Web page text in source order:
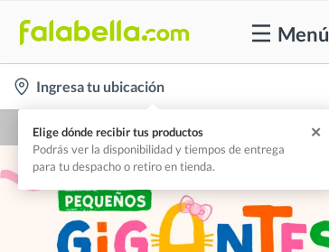
Menú
location-
icon
Ingresa tu ubicación
Elige dónde recibir tus productos
Podrás ver la disponibilidad y tiempos de entrega
para tu despacho o retiro en tienda.
✕